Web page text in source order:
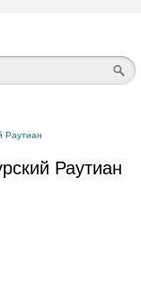
Раутиан
Раутиан